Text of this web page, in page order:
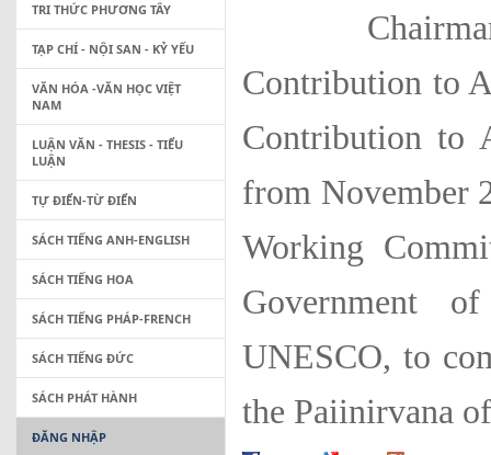
Chairman of
Contribution to
Contribution to
from November
Working
Government
UNESCO, to
the Paiinirvana
TRI THỨC PHƯƠNG TÂY
TẠP CHÍ - NỘI SAN - KỶ YẾU
VĂN HÓA -VĂN HỌC VIỆT
NAM
LUẬN VĂN - THESIS - TIỂU
LUẬN
TỰ ĐIỂN-TỪ ĐIỂN
SÁCH TIẾNG ANH-ENGLISH
SÁCH TIẾNG HOA
SÁCH TIẾNG PHÁP-FRENCH
SÁCH TIẾNG ĐỨC
SÁCH PHÁT HÀNH
ĐĂNG NHẬP